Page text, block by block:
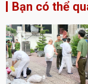
Bạn có thể